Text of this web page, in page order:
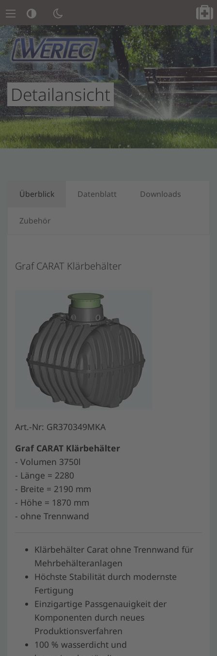
Detailansicht
Überblick Datenblatt Downloads
Zubehör
Graf CARAT Klärbehälter
Art.-Nr: GR370349MKA
Graf CARAT Klärbehälter
- Volumen 3750l
- Länge = 2280
- Breite = 2190 mm
- Höhe = 1870 mm
- ohne Trennwand
Klärbehälter Carat ohne Trennwand für
Mehrbehälteranlagen
Höchste Stabilität durch modernste
Fertigung
Einzigartige Passgenauigkeit der
Komponenten durch neues
Produktionsverfahren
100 % wasserdicht und